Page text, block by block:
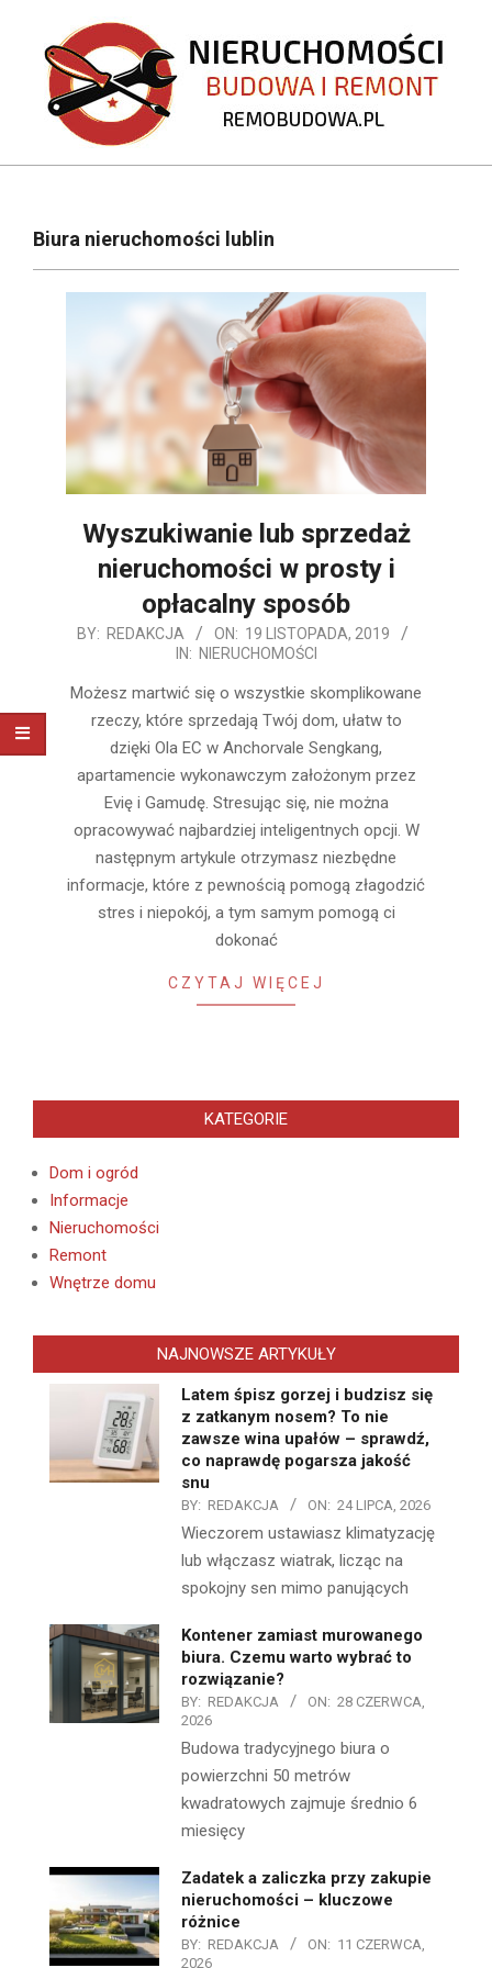
content
REMOBUDOWA.PL
NavigationBiura nieruchomości lublin
Wyszukiwanie lub sprzedaż
nieruchomości w prosty i
opłacalny sposób
2019-
19
BY: REDAKCJA ON: 19 LISTOPADA, 2019
IN: NIERUCHOMOŚCI
Możesz martwić się o wszystkie skomplikowane
rzeczy, które sprzedają Twój dom, ułatw to
dzięki Ola EC w Anchorvale Sengkang,
apartamencie wykonawczym założonym przez
Evię i Gamudę. Stresując się, nie można
opracowywać najbardziej inteligentnych opcji. W
następnym artykule otrzymasz niezbędne
informacje, które z pewnością pomogą złagodzić
stres i niepokój, a tym samym pomogą ci
dokonać
CZYTAJ WIĘCEJ
KATEGORIE
Dom i ogród
Informacje
Nieruchomości
Remont
Wnętrze domu
NAJNOWSZE ARTYKUŁY
Latem śpisz gorzej i budzisz się
z zatkanym nosem? To nie
zawsze wina upałów – sprawdź,
co naprawdę pogarsza jakość
snu
BY: REDAKCJA ON: 24 LIPCA, 2026
Wieczorem ustawiasz klimatyzację
lub włączasz wiatrak, licząc na
spokojny sen mimo panujących
Kontener zamiast murowanego
biura. Czemu warto wybrać to
rozwiązanie?
BY: REDAKCJA ON: 28 CZERWCA,
2026
Budowa tradycyjnego biura o
powierzchni 50 metrów
kwadratowych zajmuje średnio 6
miesięcy
Zadatek a zaliczka przy zakupie
nieruchomości – kluczowe
różnice
BY: REDAKCJA ON: 11 CZERWCA,
2026